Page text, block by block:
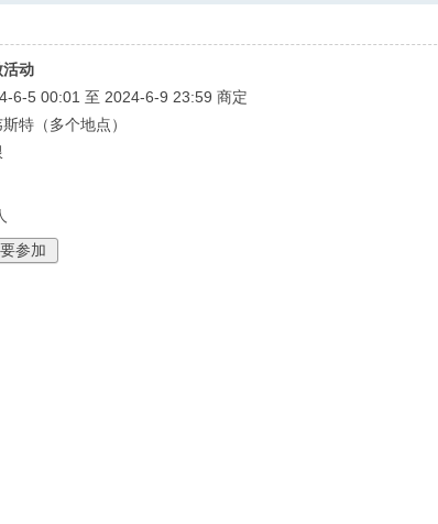
活动
6-5 00:01 至 2024-6-9 23:59 商定
特（多个地点）
参加